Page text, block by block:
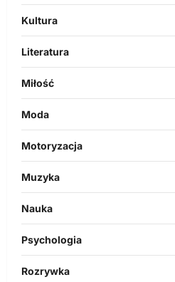
Kultura
Literatura
Miłość
Moda
Motoryzacja
Muzyka
Nauka
Psychologia
Rozrywka